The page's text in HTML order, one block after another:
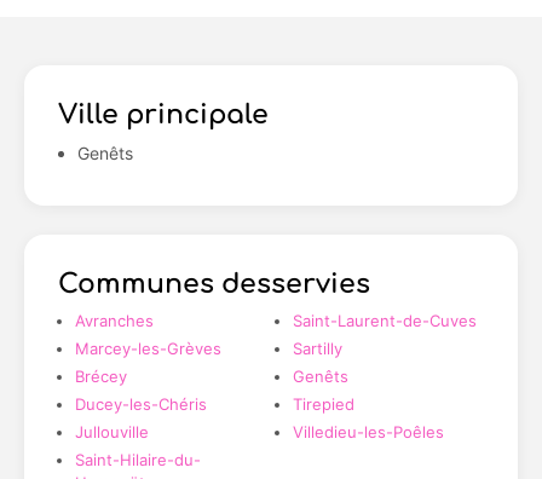
Ville principale
Genêts
Communes desservies
Avranches
Marcey-les-Grèves
Brécey
Ducey-les-Chéris
Jullouville
Saint-Hilaire-du-
Saint-Laurent-de-Cuves
Sartilly
Genêts
Tirepied
Villedieu-les-Poêles